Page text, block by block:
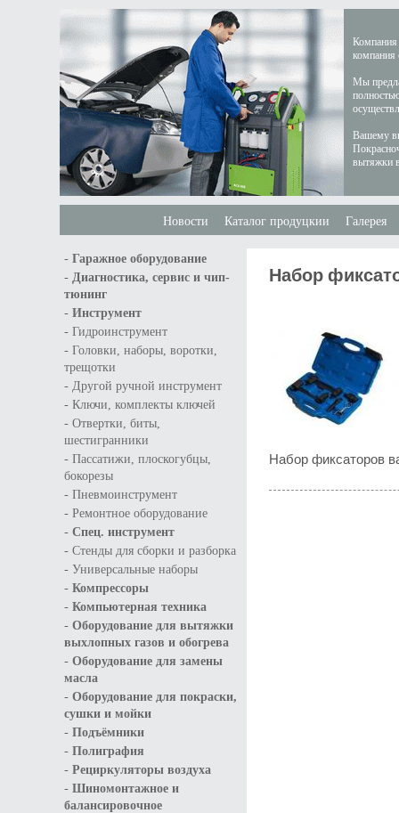
Компания
компания
Мы
Вашему
вытяжки
Новости Каталог продуцкии Галерея
- Гаражное оборудование
- Диагностика, сервис и чип-
тюнинг
- Инструмент
- Гидроинструмент
- Головки, наборы, воротки,
трещотки
- Другой ручной инструмент
- Ключи, комплекты ключей
- Отвертки, биты,
шестигранники
- Пассатижи, плоскогубцы,
бокорезы
- Пневмоинструмент
- Ремонтное оборудование
- Спец. инструмент
- Стенды для сборки и разборка
- Универсальные наборы
- Компрессоры
- Компьютерная техника
- Оборудование для вытяжки
выхлопных газов и обогрева
- Оборудование для замены
масла
- Оборудование для покраски,
сушки и мойки
- Подъёмники
- Полиграфия
- Рециркуляторы воздуха
- Шиномонтажное и
балансировочное
Набор
Набор фиксаторов